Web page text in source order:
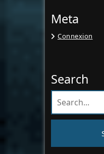
Meta
Connexion
Search